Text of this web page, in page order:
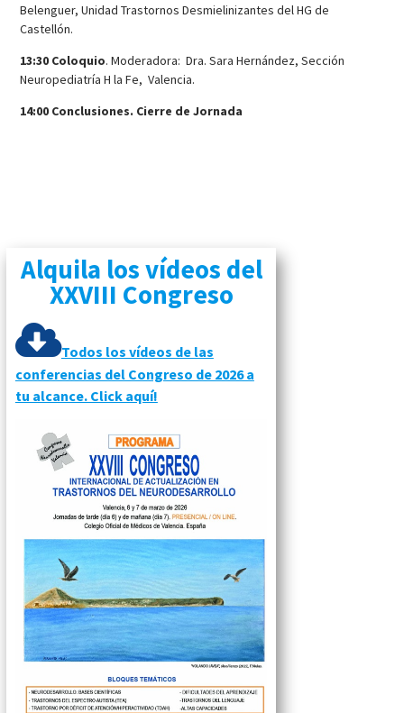
Belenguer, Unidad Trastornos Desmielinizantes del HG de
Castellón.
13:30 Coloquio. Moderadora: Dra. Sara Hernández, Sección
Neuropediatría H la Fe, Valencia.
14:00 Conclusiones. Cierre de Jornada
Alquila los vídeos del
XXVIII Congreso
Todos los vídeos de las
conferencias del Congreso de 2026 a
tu alcance. Click aquí!